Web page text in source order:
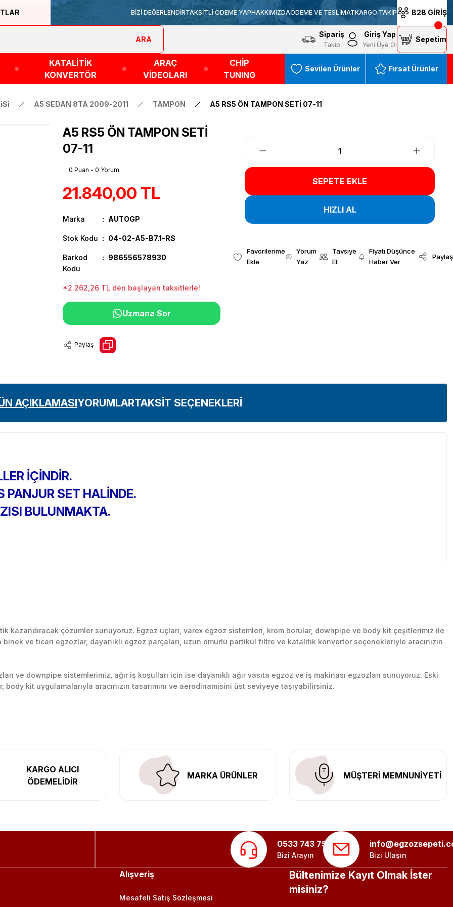
BİZİ DEĞERLENDİRTAKSİTLİ ÖDEME YAPHAKKIMIZDAÖDEME VE TESLİMATKARGO TAKİP B2B GİRİŞ
ARA
Sipariş
Takip
Giriş Yap
Yeni Üye Ol
Sepetim
KATALİTİK
KONVERTÖR
ARAÇ
VİDEOLARI
CHİP
TUNING
Sevilen Ürünler Fırsat Ürünler
A5 SEDAN 8TA 2009-2011 TAMPON A5 RS5 ÖN TAMPON SETİ 07-11
A5 RS5 ÖN TAMPON SETİ
07-11
0 Puan - 0 Yorum
21.840,00 TL
Marka AUTOGP
Stok Kodu 04-02-A5-B7.1-RS
Barkod
Kodu
986556578930
*2.262,26 TL den başlayan taksitlerle!
Uzmana Sor
Paylaş
SEPETE EKLE
HIZLI AL
Yorum
Yaz
Tavsiye
Et
Fiyatı Düşünce
Haber Ver
Paylaş
AÇIKLAMASIYORUMLARTAKSİT SEÇENEKLERİ
İÇİNDİR.
PANJUR SET HALİNDE.
BULUNMAKTA.
Yorum Yaz
kazandıracak çözümler sunuyoruz. Egzoz uçları, varex egzoz sistemleri, krom borular, downpipe ve body kit çeşitlerimiz ile
ve ticari egzozlar, dayanıklı egzoz parçaları, uzun ömürlü partikül filtre ve katalitik konvertör seçenekleriyle aracınızın
ve downpipe sistemlerimiz, ağır iş koşulları için ise dayanıklı ağır vasıta egzoz ve iş makinası egzozları sunuyoruz. Eski
kit uygulamalarıyla aracınızın tasarımını ve aerodinamisini üst seviyeye taşıyabilirsiniz.
KARGO ALICI
ÖDEMELİDİR
MARKA ÜRÜNLER MÜŞTERİ MEMNUNİYETİ
0533 743 75 56
Bizi Arayın Bizi Ulaşın
Alışveriş
Mesafeli Satış Sözleşmesi
Bültenimize Kayıt Olmak İster
misiniz?